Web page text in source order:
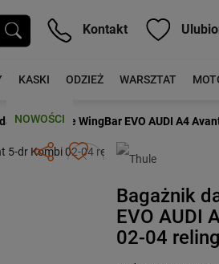
Kontakt
KASKI ODZIEŻ WARSZTAT
NOWOŚCIThule WingBar EVO AUDI A4
Następny
Bagażnik
EVO AUDI
02-04